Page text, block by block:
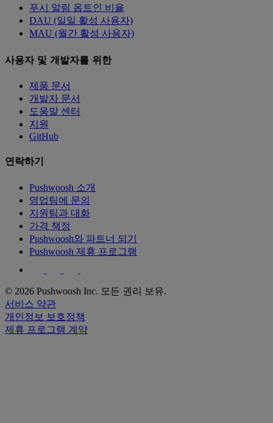
푸시 알림 옵트인 비율
DAU (일일 활성 사용자)
MAU (월간 활성 사용자)
사용자 및 개발자를 위한
제품 문서
개발자 문서
도움말 센터
지원
GitHub
연락하기
Pushwoosh 소개
영업팀에 문의
지원팀과 대화
가격 책정
Pushwoosh와 파트너 되기
Pushwoosh 제휴 프로그램
© 2026 Pushwoosh Inc. 모든 권리 보유.
서비스 약관
개인정보 보호정책
제휴 프로그램 계약